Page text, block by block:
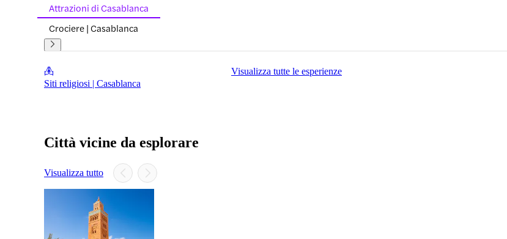
Attrazioni di Casablanca
Crociere | Casablanca
Siti religiosi | Casablanca
Visualizza tutte le esperienze
Città vicine da esplorare
Visualizza tutto